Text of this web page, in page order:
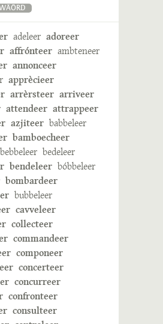
adeleer adoreer
affrónteer ambteneer
annonceer
apprècieer
arrèrsteer arriveer
attendeer attrappeer
azjiteer babbeleer
bamboecheer
bebbeleer bedeleer
bendeleer bóbbeleer
bombardeer
bubbeleer
cavveleer
collecteer
commandeer
componeer
concerteer
concurreer
confronteer
consulteer